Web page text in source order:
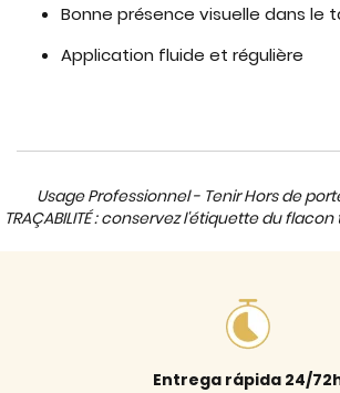
Bonne présence visuelle dans le
Application fluide et régulière
Usage Professionnel - Tenir Hors de
TRAÇABILITÉ : conservez l'étiquette du
Entrega rápida 24/